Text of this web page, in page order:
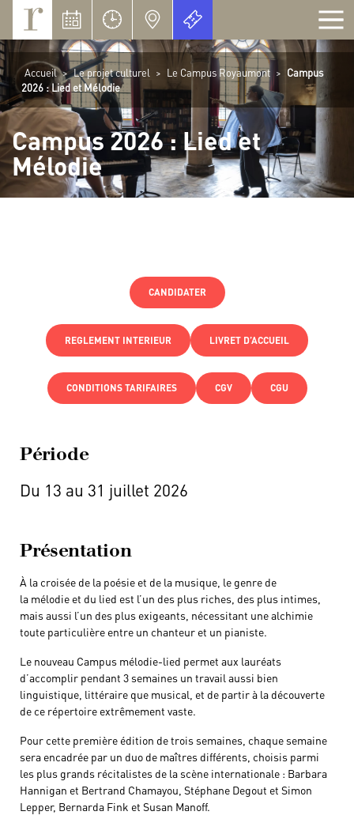
Accueil > Le projet culturel > Le Campus Royaumont > Campus
2026 : Lied et Mélodie
Campus 2026 : Lied et
Mélodie
CANDIDATER
REGLEMENT INTERIEUR LIVRET D’ACCUEIL
CONDITIONS TARIFAIRES CGV CGU
Période
Du 13 au 31 juillet 2026
Présentation
À la croisée de la poésie et de la musique, le genre de
la mélodie et du lied est l’un des plus riches, des plus intimes,
mais aussi l’un des plus exigeants, nécessitant une alchimie
toute particulière entre un chanteur et un pianiste.
Le nouveau Campus mélodie-lied permet aux lauréats
d’accomplir pendant 3 semaines un travail aussi bien
linguistique, littéraire que musical, et de partir à la découverte
de ce répertoire extrêmement vaste.
Pour cette première édition de trois semaines, chaque semaine
sera encadrée par un duo de maîtres différents, choisis parmi
les plus grands récitalistes de la scène internationale : Barbara
Hannigan et Bertrand Chamayou, Stéphane Degout et Simon
Lepper, Bernarda Fink et Susan Manoff.
Panneau de gestion des cookies